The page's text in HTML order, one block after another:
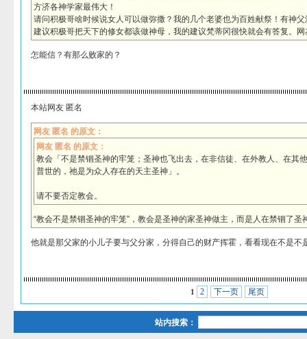
方济各神学家最伟大！
请问积极哥啥时候说女人可以做弥撒？我的几个老婆也为百姓献祭！有神
建议积极哥把天下的修女都该做神母，我的建议梵蒂冈很快就会有答复。网
怎能信？有那么败家的？
本站网友 匿名
网友 匿名 的原文：
网友 匿名 的原文：
教会「不是禁锢圣神的牢笼；圣神也飞出去，在非信徒、在外教人、在其
普世的，祂是为众人存在的天主圣神」。
请不要否定教会。
“教会不是禁锢圣神的牢笼”，教会是圣神的家圣神做主，而是人在禁锢了圣
他就是那父家的小儿子要与父分家，分得自己的财产挥霍，看看现在不是不
1 2 下一页 尾页
站内搜索：